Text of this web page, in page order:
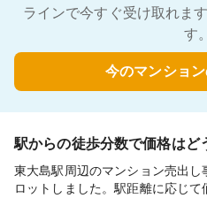
ラインで今すぐ受け取れま
す。
今のマンショ
駅からの徒歩分数で価格はど
東大島駅周辺のマンション売出
ロットしました。駅距離に応じ